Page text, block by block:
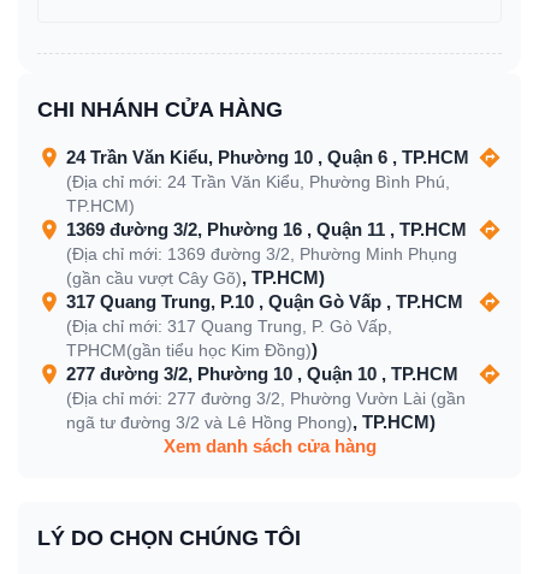
CHI NHÁNH CỬA HÀNG
24 Trần Văn Kiểu, Phường 10 , Quận 6 , TP.HCM
(Địa chỉ mới: 24 Trần Văn Kiểu, Phường Bình Phú,
TP.HCM)
1369 đường 3/2, Phường 16 , Quận 11 , TP.HCM
(Địa chỉ mới: 1369 đường 3/2, Phường Minh Phụng
(gần cầu vượt Cây Gõ), TP.HCM)
317 Quang Trung, P.10 , Quận Gò Vấp , TP.HCM
(Địa chỉ mới: 317 Quang Trung, P. Gò Vấp,
TPHCM(gần tiểu học Kim Đồng))
277 đường 3/2, Phường 10 , Quận 10 , TP.HCM
(Địa chỉ mới: 277 đường 3/2, Phường Vườn Lài (gần
ngã tư đường 3/2 và Lê Hồng Phong), TP.HCM)
Xem danh sách cửa hàng
LÝ DO CHỌN CHÚNG TÔI